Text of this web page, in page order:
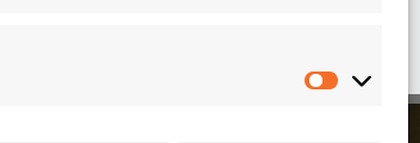
Statistiken